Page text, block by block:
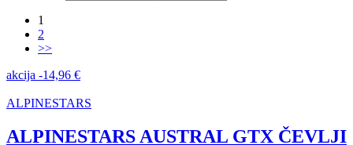
1
2
>>
akcija -14,96 €
ALPINESTARS
ALPINESTARS AUSTRAL GTX ČEVLJI